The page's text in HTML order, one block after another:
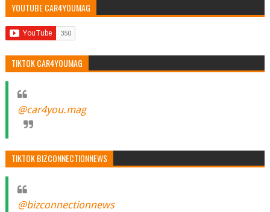
YOUTUBE CAR4YOUMAG
TIKTOK CAR4YOUMAG
@car4you.mag
TIKTOK BIZCONNECTIONNEWS
@bizconnectionnews